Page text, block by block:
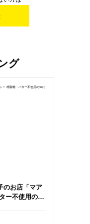
グ
のお店「マア
ー不使用の体